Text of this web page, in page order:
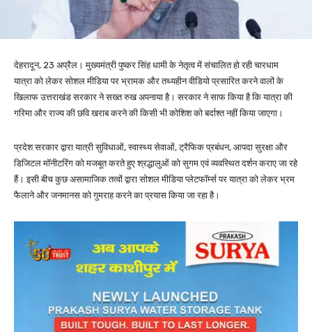
देहरादून, 23 अप्रैल। मुख्यमंत्री पुष्कर सिंह धामी के नेतृत्व में संचालित हो रही चारधाम
यात्रा को लेकर सोशल मीडिया पर भ्रामक और तथ्यहीन वीडियो प्रसारित करने वालों के
खिलाफ उत्तराखंड सरकार ने सख्त रुख अपनाया है। सरकार ने साफ किया है कि यात्रा की
गरिमा और राज्य की छवि खराब करने की किसी भी कोशिश को बर्दाश्त नहीं किया जाएगा।
प्रदेश सरकार द्वारा यात्री सुविधाओं, स्वास्थ्य सेवाओं, ट्रैफिक प्रबंधन, आपदा सुरक्षा और
डिजिटल मॉनीटरिंग को मजबूत करते हुए श्रद्धालुओं को सुगम एवं व्यवस्थित दर्शन कराए जा रहे
हैं। इसी बीच कुछ असामाजिक तत्वों द्वारा सोशल मीडिया प्लेटफॉर्म्स पर यात्रा को लेकर भ्रम
फैलाने और जनमानस को गुमराह करने का प्रयास किया जा रहा है।